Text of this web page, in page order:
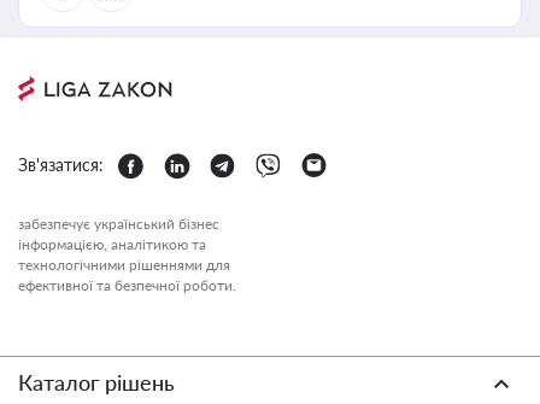
Зв'язатися:
забезпечує український бізнес
інформацією, аналітикою та
технологічними рішеннями для
ефективної та безпечної роботи.
Каталог рішень